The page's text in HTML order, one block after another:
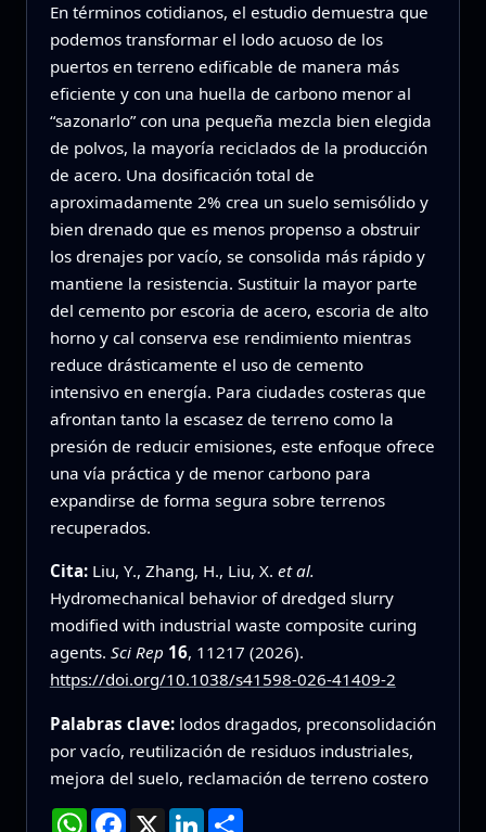
En términos cotidianos, el estudio demuestra que
podemos transformar el lodo acuoso de los
puertos en terreno edificable de manera más
eficiente y con una huella de carbono menor al
“sazonarlo” con una pequeña mezcla bien elegida
de polvos, la mayoría reciclados de la producción
de acero. Una dosificación total de
aproximadamente 2% crea un suelo semisólido y
bien drenado que es menos propenso a obstruir
los drenajes por vacío, se consolida más rápido y
mantiene la resistencia. Sustituir la mayor parte
del cemento por escoria de acero, escoria de alto
horno y cal conserva ese rendimiento mientras
reduce drásticamente el uso de cemento
intensivo en energía. Para ciudades costeras que
afrontan tanto la escasez de terreno como la
presión de reducir emisiones, este enfoque ofrece
una vía práctica y de menor carbono para
expandirse de forma segura sobre terrenos
recuperados.
Cita: Liu, Y., Zhang, H., Liu, X. et al.
Hydromechanical behavior of dredged slurry
modified with industrial waste composite curing
agents. Sci Rep 16, 11217 (2026).
https://doi.org/10.1038/s41598-026-41409-2
Palabras clave: lodos dragados, preconsolidación
por vacío, reutilización de residuos industriales,
mejora del suelo, reclamación de terreno costero
WhatsApp
Facebook
X LinkedInCompartir